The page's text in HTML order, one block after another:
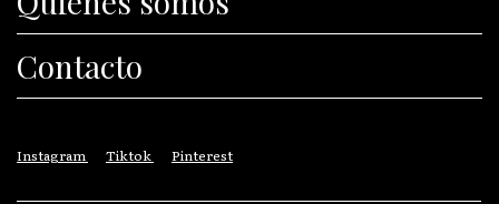
Contacto
Instagram Tiktok Pinterest